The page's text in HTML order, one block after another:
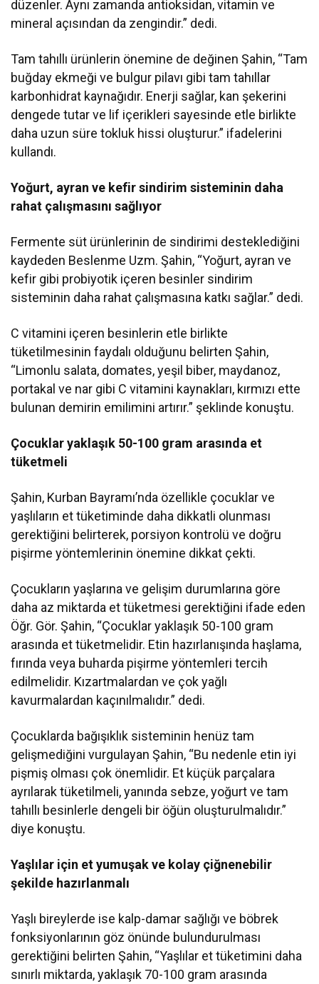
düzenler. Aynı zamanda antioksidan, vitamin ve
mineral açısından da zengindir.” dedi.
Tam tahıllı ürünlerin önemine de değinen Şahin, “Tam
buğday ekmeği ve bulgur pilavı gibi tam tahıllar
karbonhidrat kaynağıdır. Enerji sağlar, kan şekerini
dengede tutar ve lif içerikleri sayesinde etle birlikte
daha uzun süre tokluk hissi oluşturur.” ifadelerini
kullandı.
Yoğurt, ayran ve kefir sindirim sisteminin daha
rahat çalışmasını sağlıyor
Fermente süt ürünlerinin de sindirimi desteklediğini
kaydeden Beslenme Uzm. Şahin, “Yoğurt, ayran ve
kefir gibi probiyotik içeren besinler sindirim
sisteminin daha rahat çalışmasına katkı sağlar.” dedi.
C vitamini içeren besinlerin etle birlikte
tüketilmesinin faydalı olduğunu belirten Şahin,
“Limonlu salata, domates, yeşil biber, maydanoz,
portakal ve nar gibi C vitamini kaynakları, kırmızı ette
bulunan demirin emilimini artırır.” şeklinde konuştu.
Çocuklar yaklaşık 50-100 gram arasında et
tüketmeli
Şahin, Kurban Bayramı’nda özellikle çocuklar ve
yaşlıların et tüketiminde daha dikkatli olunması
gerektiğini belirterek, porsiyon kontrolü ve doğru
pişirme yöntemlerinin önemine dikkat çekti.
Çocukların yaşlarına ve gelişim durumlarına göre
daha az miktarda et tüketmesi gerektiğini ifade eden
Öğr. Gör. Şahin, “Çocuklar yaklaşık 50-100 gram
arasında et tüketmelidir. Etin hazırlanışında haşlama,
fırında veya buharda pişirme yöntemleri tercih
edilmelidir. Kızartmalardan ve çok yağlı
kavurmalardan kaçınılmalıdır.” dedi.
Çocuklarda bağışıklık sisteminin henüz tam
gelişmediğini vurgulayan Şahin, “Bu nedenle etin iyi
pişmiş olması çok önemlidir. Et küçük parçalara
ayrılarak tüketilmeli, yanında sebze, yoğurt ve tam
tahıllı besinlerle dengeli bir öğün oluşturulmalıdır.”
diye konuştu.
Yaşlılar için et yumuşak ve kolay çiğnenebilir
şekilde hazırlanmalı
Yaşlı bireylerde ise kalp-damar sağlığı ve böbrek
fonksiyonlarının göz önünde bulundurulması
gerektiğini belirten Şahin, “Yaşlılar et tüketimini daha
sınırlı miktarda, yaklaşık 70-100 gram arasında